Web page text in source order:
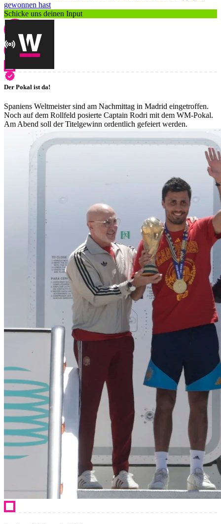
gewonnen hast
Schicke uns deinen Input
Der Pokal ist da!
Spaniens Weltmeister sind am Nachmittag in Madrid eingetroffen.
Noch auf dem Rollfeld posierte Captain Rodri mit dem WM-Pokal.
Am Abend soll der Titelgewinn ordentlich gefeiert werden.